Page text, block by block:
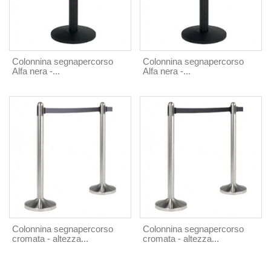
Colonnina segnapercorso
Alfa nera -...
Colonnina segnapercorso
Alfa nera -...
Colonnina segnapercorso
cromata - altezza...
Colonnina segnapercorso
cromata - altezza...